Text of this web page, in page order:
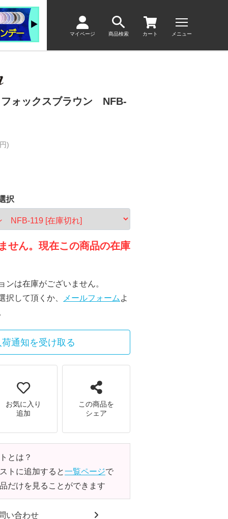
マイページ 商品検索 カート メニュー
ォックスブラウン NFB-
)
択
せん。現在この商品の在庫
ンは在庫がございません。
択して頂くか、
メールフォームよ
通知を受け取る
お気に入り
追加
この商品を
シェア
とは？
トに追加すると一覧ページで
だけを見ることができます
い合わせ